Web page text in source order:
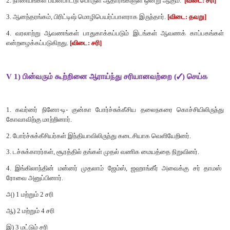
6.கிரிஸ்டியன் நான்காம்என்ற டென்மார்க் மன்னர், டேனிஷ்
நிறுவனத்தை உருவாக்க ஒரு பட்டயத்தை வெளியிட்டார்.
II பொருத்துக
1. டச்சுக்காரர்கள் - 1664
2. ஆங்கிலேயர்கள் - 1602
3. டேனியர்கள் - 1600
4. பிரெஞ்சுக்காரர்கள் - 1616
விடைகள்